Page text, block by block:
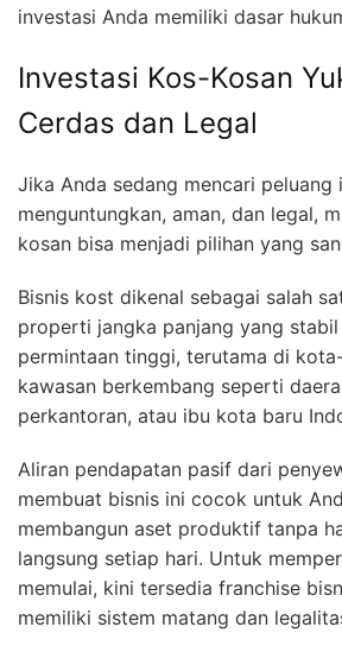
investasi Anda memiliki dasar
Investasi Kos-Kosan
Cerdas dan Legal
Jika Anda sedang mencari peluang
menguntungkan, aman, dan legal,
kosan bisa menjadi pilihan yang
Bisnis kost dikenal sebagai salah
properti jangka panjang yang
permintaan tinggi, terutama di
kawasan berkembang seperti
perkantoran, atau ibu kota baru
Aliran pendapatan pasif dari
membuat bisnis ini cocok untuk
membangun aset produktif tanpa
langsung setiap hari. Untuk
memulai, kini tersedia franchise
memiliki sistem matang dan